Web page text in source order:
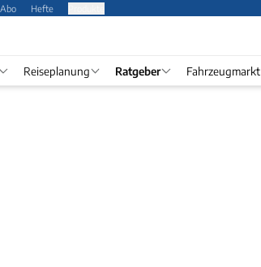
Abo Hefte
Reiseplanung Ratgeber Fahrzeugmarkt